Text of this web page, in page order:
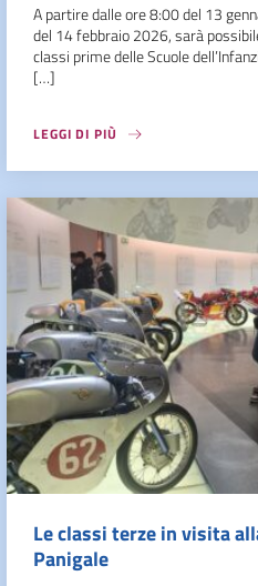
A partire dalle ore 8:00 del 13
del 14 febbraio 2026, sarà
classi prime delle Scuole
[…]
LEGGI DI PIÙ
Le classi terze in visita
Panigale